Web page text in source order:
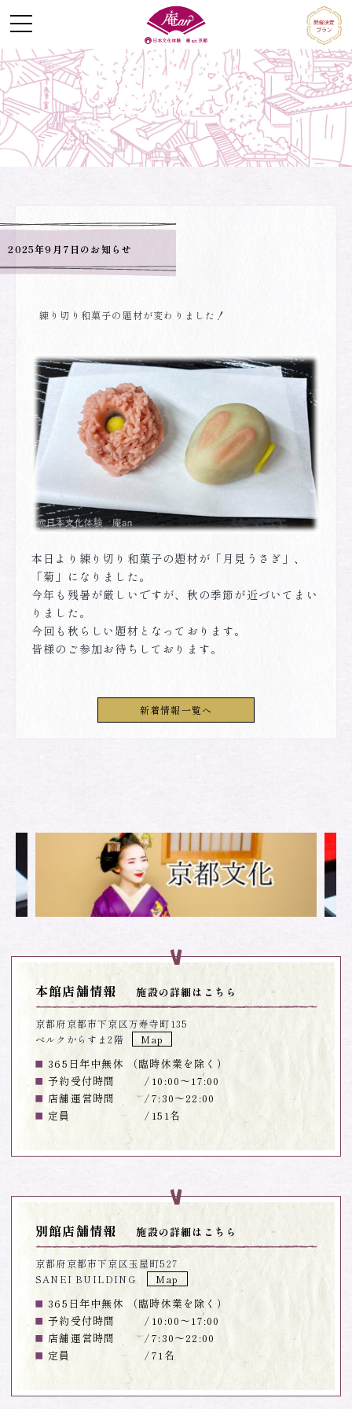
Skip
to
content
2025年9月7日のお知らせ
練り切り和菓子の題材が変わりました！
本日より練り切り和菓子の題材が「月見うさぎ」、
「菊」になりました。
今年も残暑が厳しいですが、秋の季節が近づいてまい
りました。
今回も秋らしい題材となっております。
皆様のご参加お待ちしております。
新着情報一覧へ
本館店舗情報 施設の詳細はこちら
京都府京都市下京区万寿寺町135
ベルクからすま2階
Map
365日年中無休 （臨時休業を除く）
予約受付時間
10:00～17:00
店舗運営時間
7:30～22:00
定員
151名
別館店舗情報 施設の詳細はこちら
京都府京都市下京区玉屋町527
SANEI BUILDING
Map
365日年中無休 （臨時休業を除く）
予約受付時間
10:00～17:00
店舗運営時間
7:30～22:00
定員
71名